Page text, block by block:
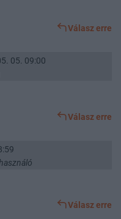
Válasz erre
05. 09:00
Válasz erre
Válasz erre